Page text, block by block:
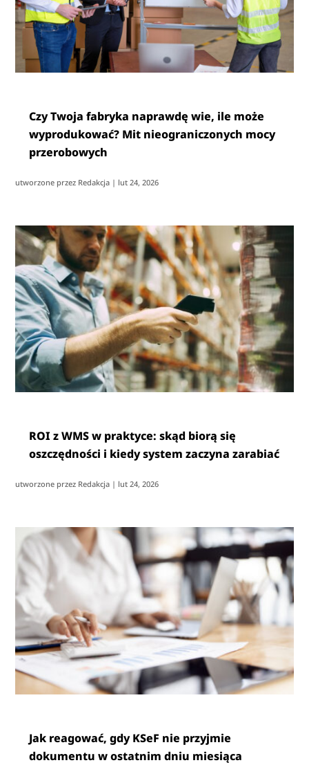
Czy Twoja fabryka naprawdę wie, ile może
wyprodukować? Mit nieograniczonych mocy
przerobowych
utworzone przez Redakcja | lut 24, 2026
ROI z WMS w praktyce: skąd biorą się
oszczędności i kiedy system zaczyna zarabiać
utworzone przez Redakcja | lut 24, 2026
Jak reagować, gdy KSeF nie przyjmie
dokumentu w ostatnim dniu miesiąca